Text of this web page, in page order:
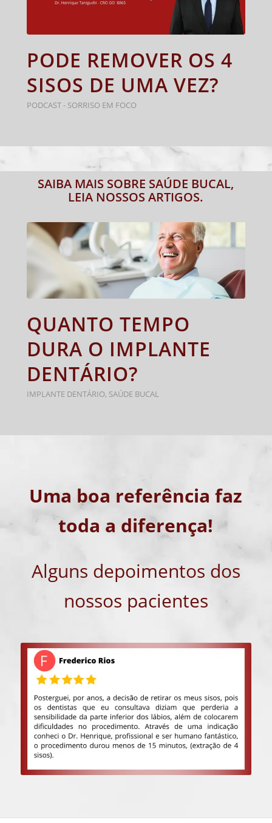
PODE REMOVER OS 4
SISOS DE UMA VEZ?
PODCAST - SORRISO EM FOCO
SAIBA MAIS SOBRE SAÚDE BUCAL,
LEIA NOSSOS ARTIGOS.
QUANTO TEMPO
DURA O IMPLANTE
DENTÁRIO?
IMPLANTE DENTÁRIO, SAÚDE BUCAL
Uma boa referência faz
toda a diferença!
Alguns depoimentos dos
nossos pacientes